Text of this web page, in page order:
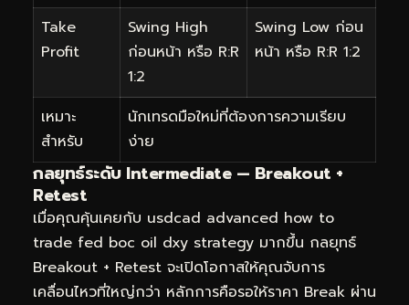
Take
Profit
Swing High
ก่อนหน้า หรือ R:R
1:2
Swing Low ก่อน
หน้า หรือ R:R 1:2
เหมาะ
สำหรับ
นักเทรดมือใหม่ที่ต้องการความเรียบ
ง่าย
กลยุทธ์ระดับ Intermediate — Breakout +
Retest
เมื่อคุณคุ้นเคยกับ usdcad advanced how to
trade fed boc oil dxy strategy มากขึ้น กลยุทธ์
Breakout + Retest จะเปิดโอกาสให้คุณจับการ
เคลื่อนไหวที่ใหญ่กว่า หลักการคือรอให้ราคา Break ผ่าน